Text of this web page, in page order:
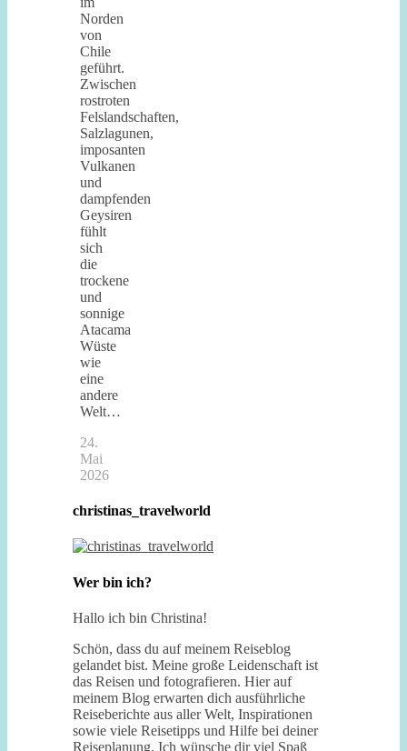
Norden
von
Chile
geführt.
Zwischen
rostroten
Felslandschaften,
Salzlagunen,
imposanten
Vulkanen
und
dampfenden
Geysiren
fühlt
sich
die
trockene
und
sonnige
Atacama
Wüste
wie
eine
andere
Welt…
24.
Mai
2026
christinas_travelworld
Wer bin ich?
Hallo ich bin Christina!
Schön, dass du auf meinem Reiseblog
gelandet bist. Meine große Leidenschaft ist
das Reisen und fotografieren. Hier auf
meinem Blog erwarten dich ausführliche
Reiseberichte aus aller Welt, Inspirationen
sowie viele Reisetipps und Hilfe bei deiner
Reiseplanung. Ich wünsche dir viel Spaß